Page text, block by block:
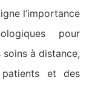
l’importance
pour
à distance,
patients et des